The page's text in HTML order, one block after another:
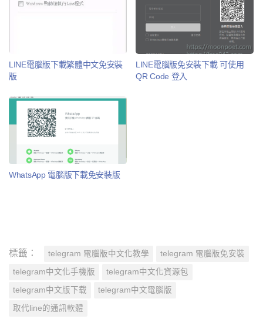
LINE電腦版下載繁體中文免安裝
版
LINE電腦版免安裝下載 可使用
QR Code 登入
WhatsApp 電腦版下載免安裝版
標籤： telegram 電腦版中文化教學 telegram 電腦版免安裝
telegram中文化手機版 telegram中文化資源包
telegram中文版下载 telegram中文電腦版
取代line的通訊軟體